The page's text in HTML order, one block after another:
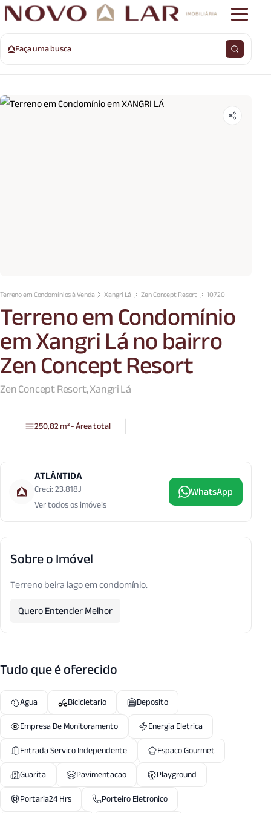
Faça uma busca
Terreno em Condomínios à Venda Xangri Lá Zen Concept Resort 10720
Terreno em Condomínio
em Xangri Lá no bairro
Zen Concept Resort
Zen Concept Resort, Xangri Lá
250,82 m² - Área total
ATLÂNTIDA
Creci: 23.818J
Ver todos os imóveis
WhatsApp
Sobre o Imóvel
Terreno beira lago em condomínio.
Quero Entender Melhor
Tudo que é oferecido
Agua Bicicletario
Deposito
Empresa De Monitoramento
Energia Eletrica
Entrada Servico Independente
Espaco Gourmet
Guarita
Pavimentacao
Playground
Portaria24 Hrs
Porteiro Eletronico